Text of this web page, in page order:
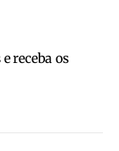
e receba os